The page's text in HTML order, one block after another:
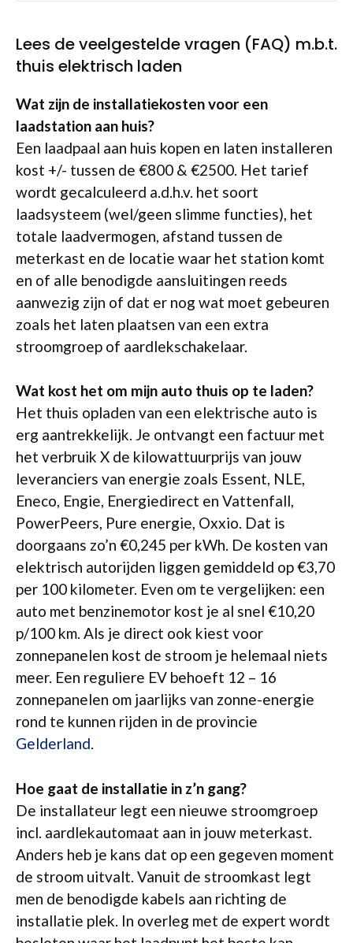
Lees de veelgestelde vragen (FAQ) m.b.t.
thuis elektrisch laden
Wat zijn de installatiekosten voor een
laadstation aan huis?
Een laadpaal aan huis kopen en laten installeren
kost +/- tussen de €800 & €2500. Het tarief
wordt gecalculeerd a.d.h.v. het soort
laadsysteem (wel/geen slimme functies), het
totale laadvermogen, afstand tussen de
meterkast en de locatie waar het station komt
en of alle benodigde aansluitingen reeds
aanwezig zijn of dat er nog wat moet gebeuren
zoals het laten plaatsen van een extra
stroomgroep of aardlekschakelaar.
Wat kost het om mijn auto thuis op te laden?
Het thuis opladen van een elektrische auto is
erg aantrekkelijk. Je ontvangt een factuur met
het verbruik X de kilowattuurprijs van jouw
leveranciers van energie zoals Essent, NLE,
Eneco, Engie, Energiedirect en Vattenfall,
PowerPeers, Pure energie, Oxxio. Dat is
doorgaans zo’n €0,245 per kWh. De kosten van
elektrisch autorijden liggen gemiddeld op €3,70
per 100 kilometer. Even om te vergelijken: een
auto met benzinemotor kost je al snel €10,20
p/100 km. Als je direct ook kiest voor
zonnepanelen kost de stroom je helemaal niets
meer. Een reguliere EV behoeft 12 – 16
zonnepanelen om jaarlijks van zonne-energie
rond te kunnen rijden in de provincie
Gelderland.
Hoe gaat de installatie in z’n gang?
De installateur legt een nieuwe stroomgroep
incl. aardlekautomaat aan in jouw meterkast.
Anders heb je kans dat op een gegeven moment
de stroom uitvalt. Vanuit de stroomkast legt
men de benodigde kabels aan richting de
installatie plek. In overleg met de expert wordt